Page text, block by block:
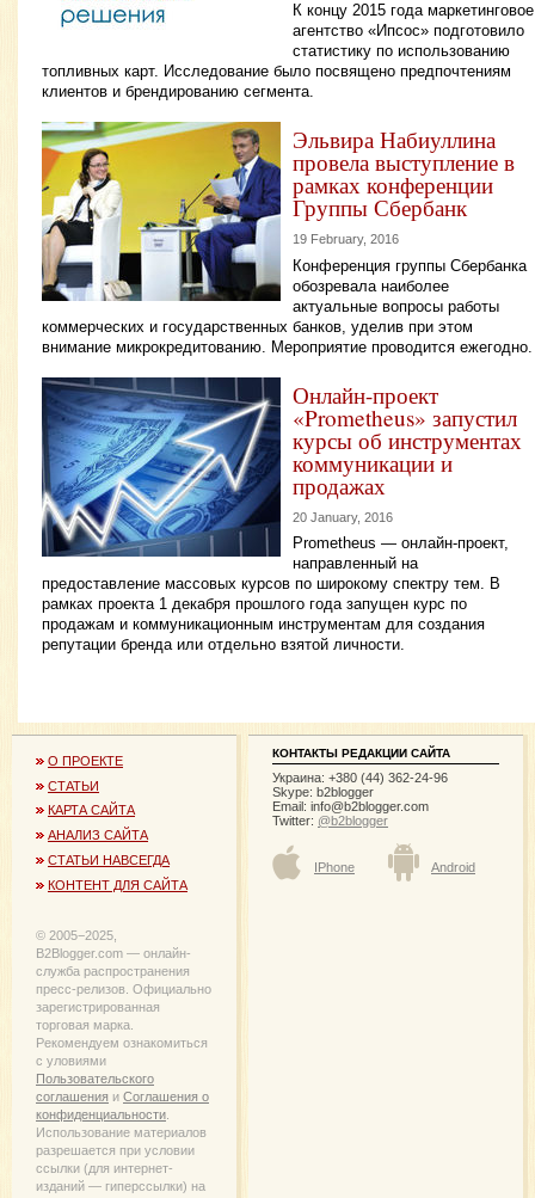
К концу 2015 года маркетинговое
агентство «Ипсос» подготовило
статистику по использованию
топливных карт. Исследование было посвящено предпочтениям
клиентов и брендированию сегмента.
Эльвира Набиуллина
провела выступление в
рамках конференции
Группы Сбербанк
19 February, 2016
Конференция группы Сбербанка
обозревала наиболее
актуальные вопросы работы
коммерческих и государственных банков, уделив при этом
внимание микрокредитованию. Мероприятие проводится ежегодно.
Онлайн-проект
«Prometheus» запустил
курсы об инструментах
коммуникации и
продажах
20 January, 2016
Prometheus — онлайн-проект,
направленный на
предоставление массовых курсов по широкому спектру тем. В
рамках проекта 1 декабря прошлого года запущен курс по
продажам и коммуникационным инструментам для создания
репутации бренда или отдельно взятой личности.
О ПРОЕКТЕ
СТАТЬИ
КАРТА САЙТА
АНАЛИЗ САЙТА
СТАТЬИ НАВСЕГДА
КОНТЕНТ ДЛЯ САЙТА
© 2005−2025,
B2Blogger.com — онлайн-
служба распространения
пресс-релизов. Официально
зарегистрированная
торговая марка.
Рекомендуем ознакомиться
с уловиями
Пользовательского
соглашения и Соглашения о
конфиденциальности
Использование материалов
разрешается при условии
ссылки (для интернет-
изданий — гиперссылки) на
КОНТАКТЫ РЕДАКЦИИ САЙТА
Украина: +380 (44) 362-24-96
Skype: b2blogger
Email: info@b2blogger.com
Twitter: @b2blogger
IPhone Android